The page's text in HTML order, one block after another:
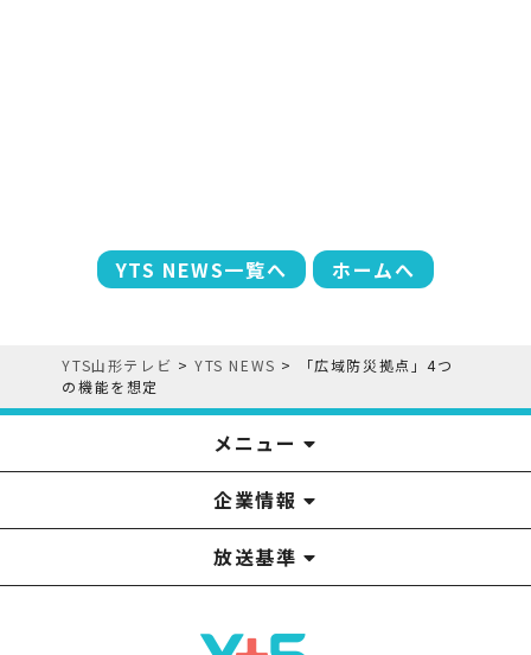
YTS NEWS一覧へ ホームへ
YTS山形テレビ >YTS NEWS >
「広域防災拠点」4つ
の機能を想定
メニュー
YTSニュース
番組
アナウンサー
プレゼント
イベント
みるるん星人
YTS見学ツアー
番組表
お問い合わせ
企業情報
企業情報
役員構成
YTS山形テレビ SDGs 宣言
採用情報
山形テレビ人権方針
山形テレビ国民保護業務計画提出文
個人情報基本方針
情報セキュリティ基本方針
視聴データの取扱いについて
系列局一覧
中継局一覧
放送基準